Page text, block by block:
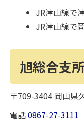
JR津山線で
JR津山線で
旭総合支所
〒709-3404 岡山県
電話0867-27-3111